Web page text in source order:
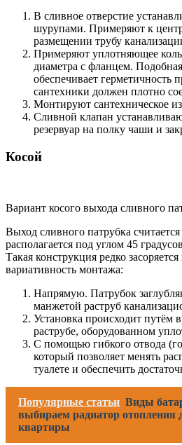
В сливное отверстие
шурупами. Примеряют к
размещении трубу
Примеряют уплотняющее
диаметра с фланцем.
обеспечивает герметичность
сантехники должен плотно
Монтируют сантехническое
Сливной клапан
резервуар на полку чаши и
Косой
Вариант косого выхода сливного
Выход сливного патрубка
располагается под углом 45
Такая конструкция редко
вариативность монтажа:
Напрямую. Патрубок
манжетой раструб
Установка происходит путём
раструбе, оборудованном
С помощью гибкого отвода
который позволяет менять
туалете и обеспечить
Популярные статьи Виды
выбираем радиатор отопления
квартиры